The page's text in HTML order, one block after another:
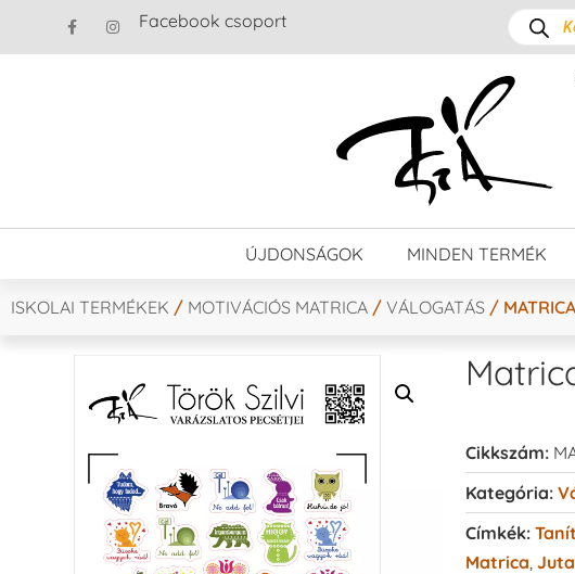
Facebook csoport
ÚJDONSÁGOK MINDEN TERMÉK
ISKOLAI TERMÉKEK / MOTIVÁCIÓS MATRICA / VÁLOGATÁS /
Cikkszám:
Kategória:
Címkék:
Matrica